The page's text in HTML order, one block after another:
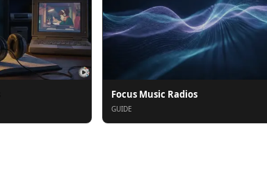
Focus Music Radios
GUIDE